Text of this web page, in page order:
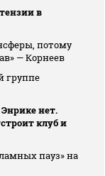
в
потому
— Корнеев
группе
нет.
клуб и
пауз» на